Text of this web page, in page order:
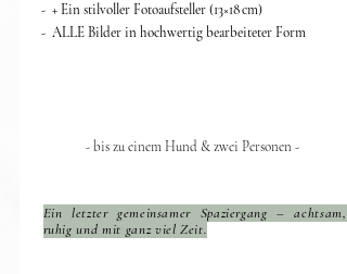
- + Ein stilvoller Fotoaufsteller (13×18 cm)
- ALLE Bilder in hochwertig bearbeiteter Form​​
- bis zu einem Hund & zwei Personen -
Ein letzter gemeinsamer Spaziergang – achtsam,
ruhig und mit ganz viel Zeit.